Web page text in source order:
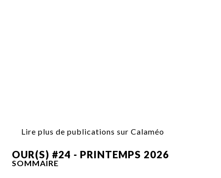
Lire plus de publications sur Calaméo
OUR(S) #24 - PRINTEMPS 2026
SOMMAIRE